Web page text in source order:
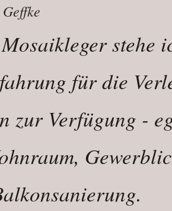
stehe
für die
zur Verfügung -